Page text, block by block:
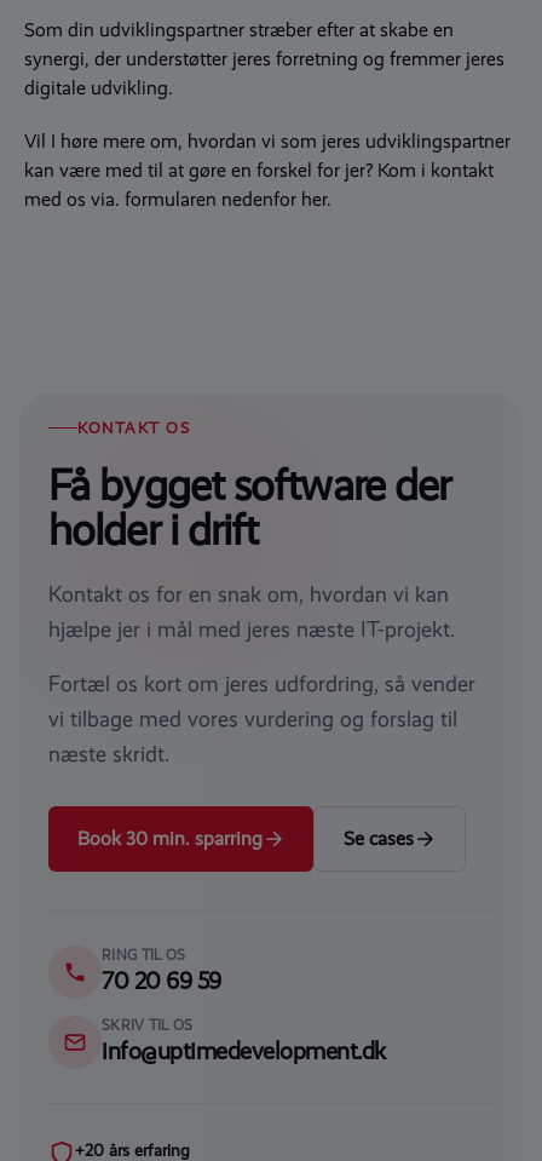
Som din udviklingspartner stræber efter at skabe en
synergi, der understøtter jeres forretning og fremmer jeres
digitale udvikling.
Vil I høre mere om, hvordan vi som jeres udviklingspartner
kan være med til at gøre en forskel for jer? Kom i kontakt
med os via. formularen nedenfor her.
KONTAKT OS
Få bygget software der
holder i drift
Kontakt os for en snak om, hvordan vi kan
hjælpe jer i mål med jeres næste IT-projekt.
Fortæl os kort om jeres udfordring, så vender
vi tilbage med vores vurdering og forslag til
næste skridt.
Book 30 min. sparring Se cases
RING TIL OS
70 20 69 59
SKRIV TIL OS
info@uptimedevelopment.dk
+20 års erfaring